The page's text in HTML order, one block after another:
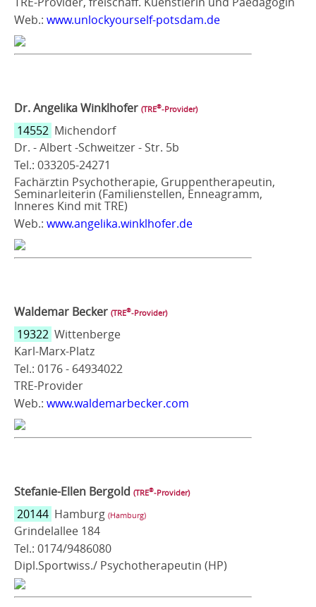
Web.: www.unlockyourself-potsdam.de
Dr. Angelika Winklhofer (TRE®‑Provider)
14552 Michendorf
Dr. - Albert -Schweitzer - Str. 5b
Tel.: 033205-24271
Fachärztin Psychotherapie, Gruppentherapeutin,
Seminarleiterin (Familienstellen, Enneagramm,
Inneres Kind mit TRE)
Web.: www.angelika.winklhofer.de
Waldemar Becker (TRE®‑Provider)
19322 Wittenberge
Karl-Marx-Platz
Tel.: 0176 - 64934022
TRE-Provider
Web.: www.waldemarbecker.com
Stefanie-Ellen Bergold (TRE®‑Provider)
20144 Hamburg (Hamburg)
Grindelallee 184
Tel.: 0174/9486080
Dipl.Sportwiss./ Psychotherapeutin (HP)